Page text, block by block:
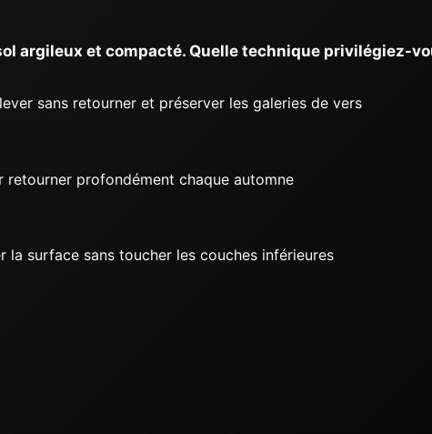
argileux et compacté. Quelle technique privilégiez-
sans retourner et préserver les galeries de vers
retourner profondément chaque automne
la surface sans toucher les couches inférieures